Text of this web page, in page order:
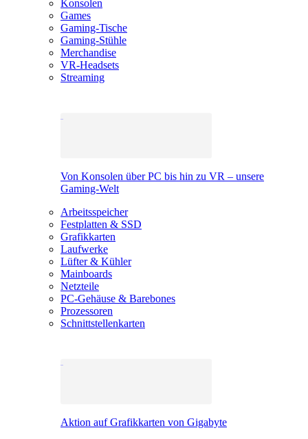
Konsolen
Games
Gaming-Tische
Gaming-Stühle
Merchandise
VR-Headsets
Streaming
Von Konsolen über PC bis hin zu VR – unsere
Gaming-Welt
Arbeitsspeicher
Festplatten & SSD
Grafikkarten
Laufwerke
Lüfter & Kühler
Mainboards
Netzteile
PC-Gehäuse & Barebones
Prozessoren
Schnittstellenkarten
Aktion auf Grafikkarten von Gigabyte